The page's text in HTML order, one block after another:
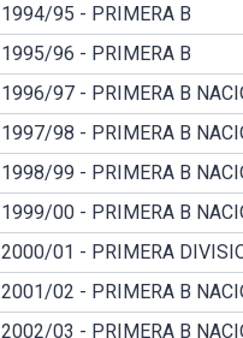
1994/95 - PRIMERA B
1995/96 - PRIMERA B
1996/97 - PRIMERA B
1997/98 - PRIMERA B
1998/99 - PRIMERA B
1999/00 - PRIMERA B
2000/01 - PRIMERA
2001/02 - PRIMERA B
2002/03 - PRIMERA B